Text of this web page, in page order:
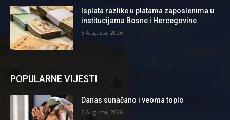
Isplata razlike u platama zaposlenima u
institucijama Bosne i Hercegovine
5 Augusta, 2026
POPULARNE VIJESTI
Danas sunačano i veoma toplo
6 Augusta, 2026